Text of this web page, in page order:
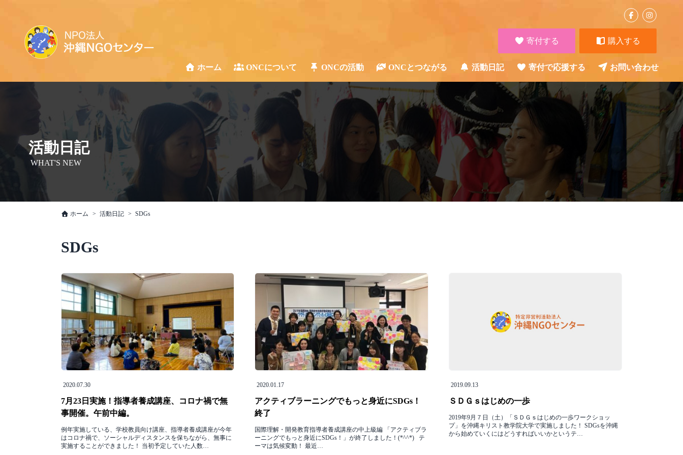
寄付する 購入する
ホーム ONCについて ONCの活動 ONCとつながる 活動日記 寄付で応援する お問い合わせ
活動日記
WHAT'S NEW
ホーム 活動日記 SDGs
SDGs
2020.07.30
7月23日実施！指導者養成講座、コロナ禍で無
事開催。午前中編。
例年実施している、学校教員向け講座、指導者養成講座が今年
はコロナ禍で、ソーシャルディスタンスを保ちながら、無事に
実施することができました！ 当初予定していた人数…
2020.01.17
アクティブラーニングでもっと身近にSDGs！
終了
国際理解・開発教育指導者養成講座の中上級編 「アクティブラ
ーニングでもっと身近にSDGs！」が終了しました！(*^^*) テ
ーマは気候変動！ 最近…
2019.09.13
ＳＤＧｓはじめの一歩
2019年9月７日（土）「ＳＤＧｓはじめの一歩ワークショッ
プ」を沖縄キリスト教学院大学で実施しました！ SDGsを沖縄
から始めていくにはどうすればいいかというテ…